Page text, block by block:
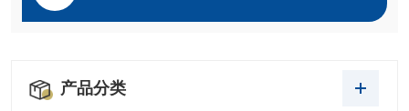
产品分类